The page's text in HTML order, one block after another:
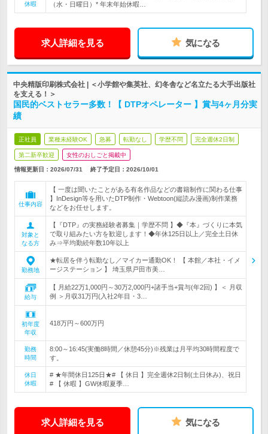
休暇
（水・日曜日）* 年末年始休暇…
求人詳細を見る 気になる
中央精版印刷株式会社 | ＜小学館や集英社、幻冬舎など名立たる大手出版社
を支える！＞
国民的ベストセラー多数！【 DTPオペレーター 】賞与4ヶ月分実
績
正社員 業種未経験OK 急募 転勤なし 学歴不問 完全週休2日制
第二新卒歓迎 女性のおしごと掲載中
情報更新日：2026/07/31 終了予定日： 2026/10/01
仕事内容
【 一度は聞いたことがある有名作品などの書籍制作に関わる仕事
】InDesign等を用いたDTP制作・Webtoon(縦読み漫画)制作業務
などをお任せします。
対象と
なる方
【『DTP』の実務経験者募集｜学歴不問 】◆『本』づくりに本気
で取り組みたい方を歓迎します！◆年休125日以上／完全土日休
み⇒平均勤続年数10年以上
勤務地
★転居を伴う転勤なし／マイカー通勤OK！ 【 本館／本社・イメ
ージステーション 】 埼玉県戸田市美…
給与
【 月給22万1,000円～30万2,000円+諸手当+賞与(年2回) 】＜ 月収
例 ＞月収31万円(入社2年目・3…
初年度
年収
418万円～600万円
勤務
時間
8:00～16:45(実働8時間／休憩45分)※残業は月平均30時間程度で
す。
休日
休暇
# ★年間休日125日★# 【 休日 】完全週休2日制(土日休み)、祝日
# 【 休暇 】GW休暇夏季…
求人詳細を見る 気になる